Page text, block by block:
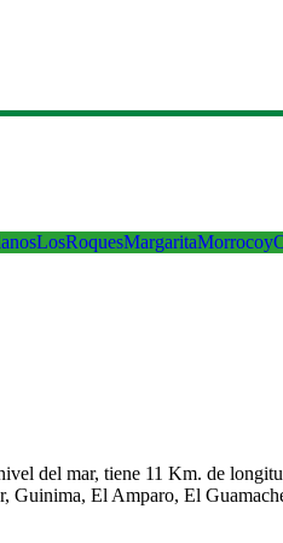
LosRoquesMargaritaMorrocoy
del mar, tiene 11 Km. de
Guinima, El Amparo, El